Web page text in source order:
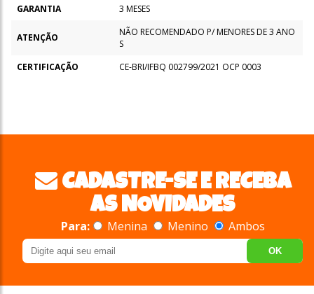
GARANTIA 3 MESES
ATENÇÃO
NÃO RECOMENDADO P/ MENORES DE 3 ANO
S
CERTIFICAÇÃO
CE-BRI/IFBQ 002799/2021 OCP 0003
CADASTRE-SE E RECEBA
AS NOVIDADES
Para: Menina Menino Ambos
OK